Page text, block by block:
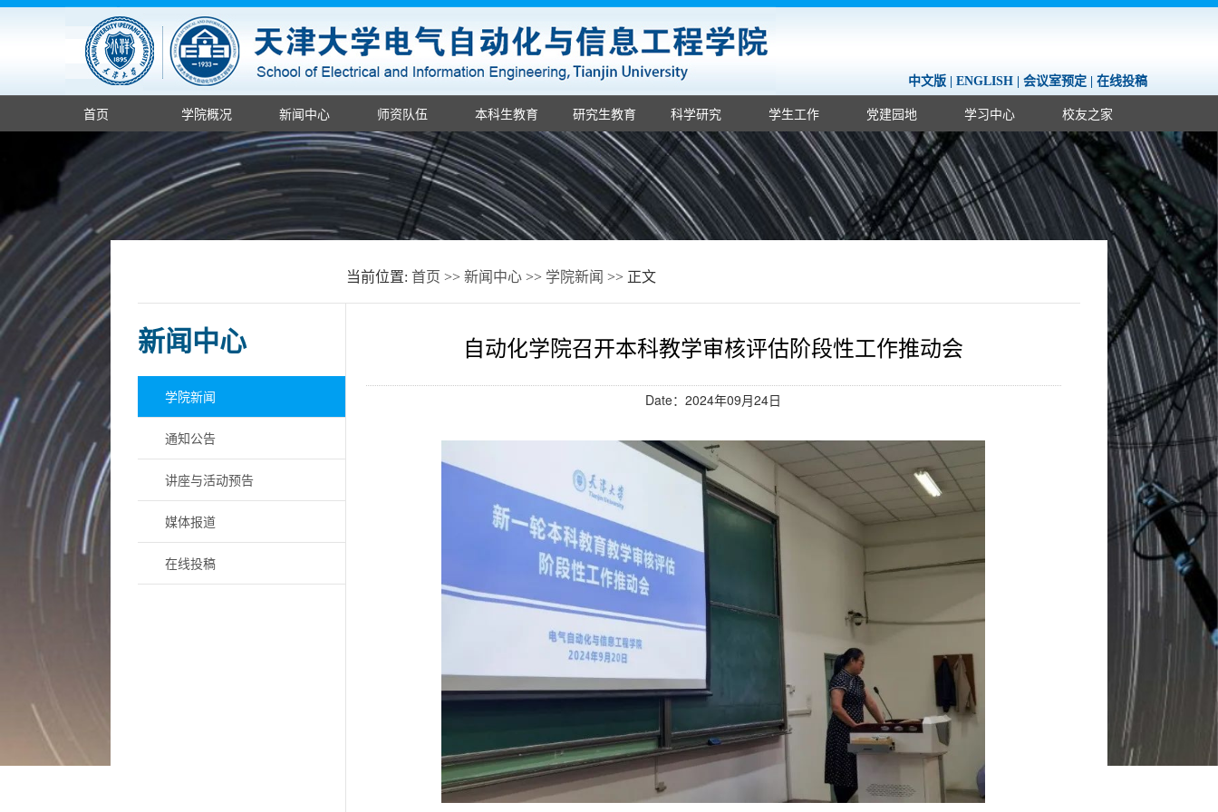
中文版 ENGLISH 会议室预定 在线投稿
首页 学院概况 新闻中心 师资队伍 本科生教育 研究生教育 科学研究 学生工作 党建园地 学习中心 校友之家
当前位置: 首页 >> 新闻中心 >> 学院新闻 >> 正文
新闻中心
学院新闻
通知公告
讲座与活动预告
媒体报道
在线投稿
自动化学院召开本科教学审核评估阶段性工作推动会
Date：2024年09月24日